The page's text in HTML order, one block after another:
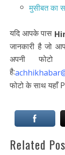
मुसीबत का
यदि आपके पास
जानकारी है जो
अपनी
है:
फोटो के साथ यहाँ
Related